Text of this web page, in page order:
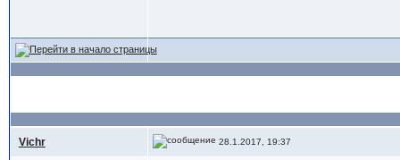
Vichr 28.1.2017, 19:37